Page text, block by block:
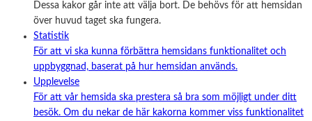
Dessa kakor går inte att välja bort. De behövs för att hemsidan
över huvud taget ska fungera.
Statistik
För att vi ska kunna förbättra hemsidans funktionalitet och
uppbyggnad, baserat på hur hemsidan används.
Upplevelse
För att vår hemsida ska prestera så bra som möjligt under ditt
besök. Om du nekar de här kakorna kommer viss funktionalitet